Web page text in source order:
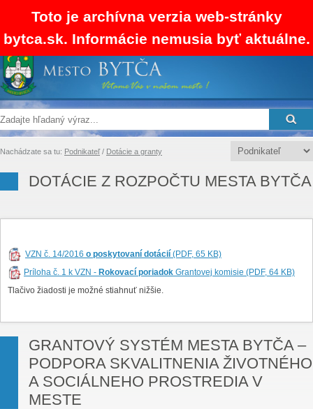
Toto je archívna verzia web-stránky
bytca.sk. Informácie nemusia byť aktuálne.
RSS Mapa stránok Kontakty SK EN
Nachádzate sa tu: Podnikateľ/ Dotácie a granty
DOTÁCIE Z ROZPOČTU MESTA BYTČA
VZN č. 14/2016 o poskytovaní dotácií (PDF, 65 KB)
Príloha č. 1 k VZN - Rokovací poriadok Grantovej komisie (PDF, 64 KB)
Tlačivo žiadosti je možné stiahnuť nižšie.
GRANTOVÝ SYSTÉM MESTA BYTČA –
PODPORA SKVALITNENIA ŽIVOTNÉHO
A SOCIÁLNEHO PROSTREDIA V
MESTE